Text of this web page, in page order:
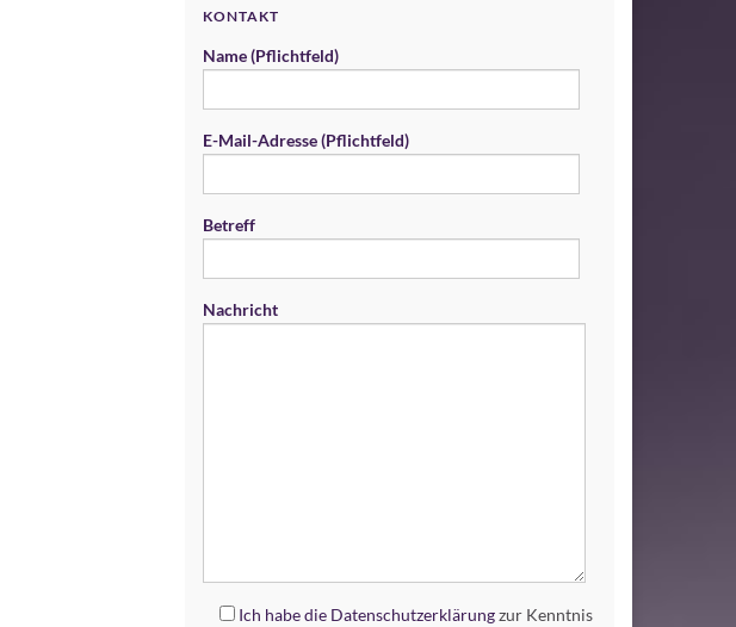
KONTAKT
Name (Pflichtfeld)
E-Mail-Adresse (Pflichtfeld)
Betreff
Nachricht
Ich habe die Datenschutzerklärungzur Kenntnis